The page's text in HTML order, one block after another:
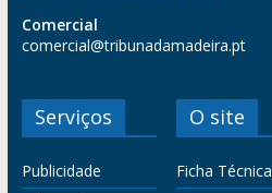
Comercial
comercial@tribunadamadeira.pt
Serviços
Publicidade
O site
Ficha Técnica